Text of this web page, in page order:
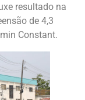
resultado na
de 4,3
Constant.